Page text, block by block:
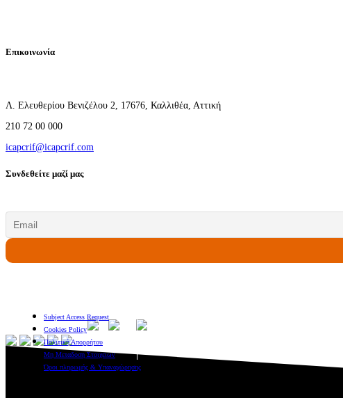
Επικοινωνία
Λ. Ελευθερίου Βενιζέλου 2, 17676, Καλλιθέα, Αττική
210 72 00 000
icapcrif@icapcrif.com
Συνδεθείτε μαζί μας
Subject Access Request
Cookies Policy
Πολιτική Απορρήτου
Μη Μεταδοση Στοιχειων
Όροι πληρωμής & Υπαναχώρησης